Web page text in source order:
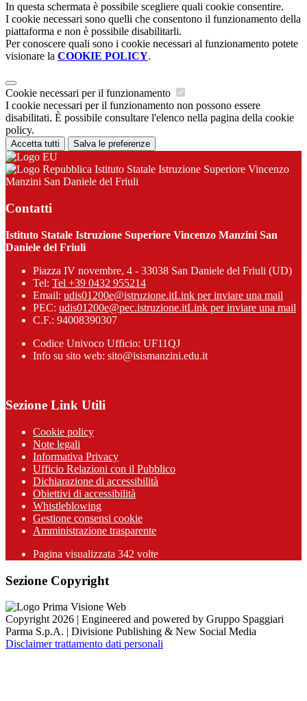
In questa schermata è possibile scegliere quali cookie consentire.
I cookie necessari sono quelli che consentono il funzionamento della
piattaforma e non è possibile disabilitarli.
Per conoscere quali sono i cookie necessari al funzionamento potete
visionare la COOKIE POLICY.
Cookie necessari per il funzionamento
I cookie necessari per il funzionamento non possono essere
disabilitati. È possibile consultare l'elenco nella pagina della cookie
policy.
Accetta tutti Salva le preferenze
Istituto Statale Istruzione Superiore Vincenzo
Manzini San Daniele del Friuli
Contatti
Istituto Statale Istruzione Superiore Vincenzo Manzini San
Daniele del Friuli
Piazza IV novembre, 4 - 33038 San Daniele del Friuli (UD)
Tel: Tel +39 0432 955214
Email: udis01200e@istruzione.itLink per inviare una mail
PEC: udis01200e@pec.istruzione.itLink per inviare una mail
C.F.: 94008390307
Codice Univoco Ufficio: UF11QJ
Info su sito web: sito@isismanzini.edu.it
Sezione Link Utili
Cookie policy
Note legali
Informativa Privacy
Ufficio Relazioni con il Pubblico
Dichiarazione di accessibilità
Obiettivi di accessibilità
Whistleblowing
Gestione consensi cookie
Amministrazione trasparente
Pagina visualizzata 342 volte
Sezione Copyright
Copyright 2026 | Engineered and powered by Gruppo Spaggiari
Parma S.p.A. | Divisione Publishing & New Social Media
Disclaimer trattamento dati personali